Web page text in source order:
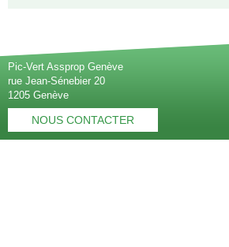
Pic-Vert Assprop Genève
rue Jean-Sénebier 20
1205 Genève
NOUS CONTACTER